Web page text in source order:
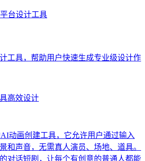
台设计工具
工具，帮助用户快速生成专业级设计作
高效设计
动画创建工具，它允许用户通过输入
和声音，无需真人演员、场地、道具。
对话短剧，让每个有创意的普通人都能